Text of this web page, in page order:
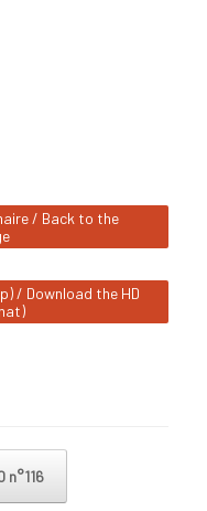
/ Back to the
/ Download the HD
n°116